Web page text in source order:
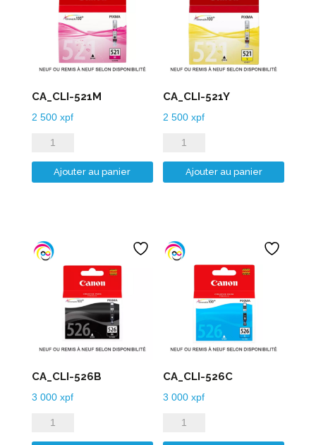
CA_CLI-521M
2 500 xpf
quantité
de
CA_CLI-
Ajouter au panier
CA_CLI-521Y
2 500xpf
quantité
de
CA_CLI-
Ajouter au panier
CA_CLI-526B
3 000 xpf
quantité
de
CA_CLI-526C
3 000xpf
quantité
de